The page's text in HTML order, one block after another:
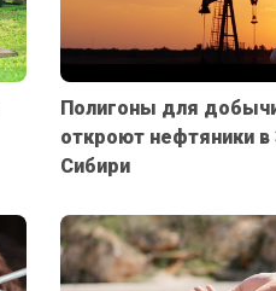
Полигоны для
откроют нефтяники в
Сибири